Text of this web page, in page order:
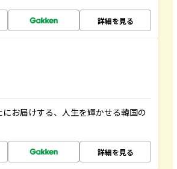
詳細を見る
お届けする、人生を輝かせる韓国の
詳細を見る